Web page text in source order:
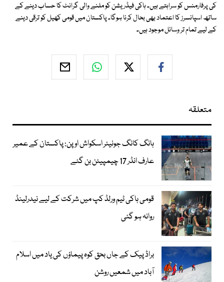
کی پرفارمنس کو سراہتے ہیں۔ ہاکی فیڈریشن کو ملنے والی گرانٹ کا حساب دینے کے
ساتھ اسپانسرز کا اعتماد بھی بحال کرنا ہوگا۔ پاکستان میں قومی کھیل کو ترقی دینے
کے لیے تمام تر وسائل موجود ہیں۔
متعلقہ
ہانگ کانگ جونیئر اسکواش اوپن: پاکستان کے عمیر
عارف انڈر 17 چیمپیئن بن گئے
قومی ہاکی ٹیم ورلڈ کپ میں شرکت کے لیے نیدرلینڈ
روانہ ہو گئی
براڈ پیک کے جاں بحق کوہ پیماؤں کی یاد میں اسلام
آباد میں شمعیں روشن